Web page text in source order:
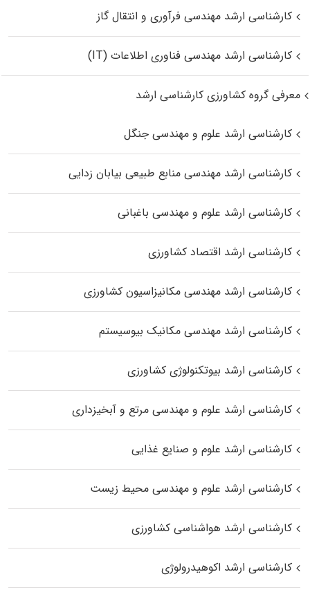
کارشناسی ارشد مهندسی فرآوری و انتقال گاز
کارشناسی ارشد مهندسی فناوری اطلاعات (IT)
معرفی گروه کشاورزی کارشناسی ارشد
کارشناسی ارشد علوم و مهندسی جنگل
کارشناسی ارشد مهندسی منابع طبیعی بیابان زدایی
کارشناسی ارشد علوم و مهندسی باغبانی
کارشناسی ارشد اقتصاد کشاورزی
کارشناسی ارشد مهندسی مکانیزاسیون کشاورزی
کارشناسی ارشد مهندسی مکانیک بیوسیستم
کارشناسی ارشد بیوتکنولوژی کشاورزی
کارشناسی ارشد علوم و مهندسی مرتع و آبخیزداری
کارشناسی ارشد علوم و صنایع غذایی
کارشناسی ارشد علوم و مهندسی محیط زیست
کارشناسی ارشد هواشناسی کشاورزی
کارشناسی ارشد اکوهیدرولوژی